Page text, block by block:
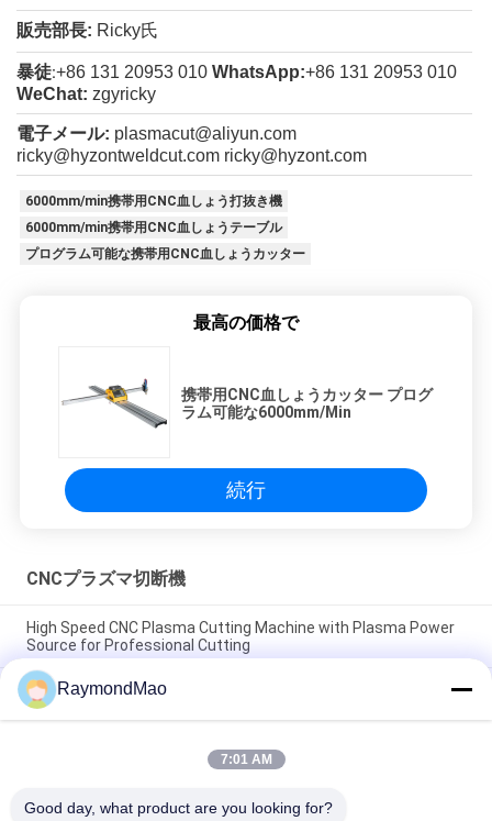
販売部長: Ricky氏
暴徒:+86 131 20953 010 WhatsApp:+86 131 20953 010
WeChat: zgyricky
電子メール: plasmacut@aliyun.com
ricky@hyzontweldcut.comricky@hyzont.com
6000mm/min携帯用CNC血しょう打抜き機
6000mm/min携帯用CNC血しょうテーブル
プログラム可能な携帯用CNC血しょうカッター
最高の価格で
携帯用CNC血しょうカッター プログ
ラム可能な6000mm/Min
続行
CNCプラズマ切断機
High Speed CNC Plasma Cutting Machine with Plasma Power
Source for Professional Cutting
Plasma Cutter with IP54 Protection Level, 0.5-50mm Cutting
Thickness
CNC Plasma Cutting Table with High Precision Rack And Pinion
Transmission System, AC220V/380V Power Supply, Working
RaymondMao
7:01 AM
Good day, what product are you looking for?